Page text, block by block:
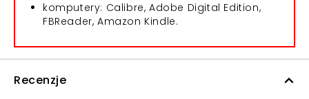
komputery: Calibre, Adobe Digital Edition,
FBReader, Amazon Kindle.
Recenzje